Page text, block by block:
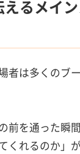
るメイ
者は多くのブ
前を通った瞬
くれるのか」